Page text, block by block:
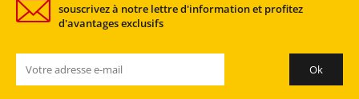
souscrivez à notre lettre d'information et profitez
d'avantages exclusifs